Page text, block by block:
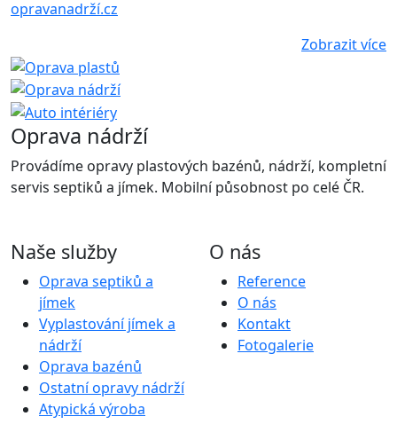
opravanadrží.cz
Zobrazit více
Oprava nádrží
Provádíme opravy plastových bazénů, nádrží, kompletní
servis septiků a jímek. Mobilní působnost po celé ČR.
Naše služby
Oprava septiků a
jímek
Vyplastování jímek a
nádrží
Oprava bazénů
Ostatní opravy nádrží
Atypická výroba
O nás
Reference
O nás
Kontakt
Fotogalerie